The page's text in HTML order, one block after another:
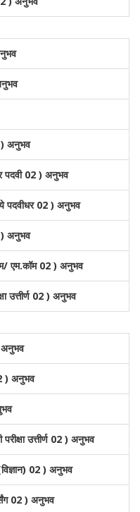
) अनुभव
पदवी 02 ) अनुभव
पदवीधर 02 ) अनुभव
) अनुभव
एम.कॉम 02 ) अनुभव
उत्तीर्ण 02 ) अनुभव
अनुभव
) अनुभव
उत्तीर्ण 02 ) अनुभव
02 ) अनुभव
02 ) अनुभव